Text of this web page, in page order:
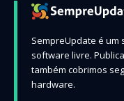
SempreUpdate é um
software livre.
também cobrimos
hardware.